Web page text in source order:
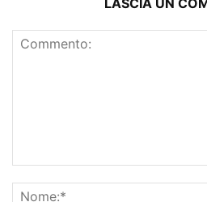
LASCIA UN